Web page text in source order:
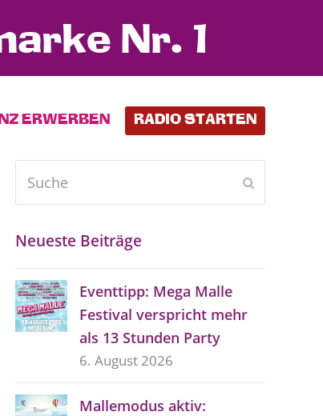
Nr. 1
ERWERBEN RADIO STARTEN
Neueste Beiträge
Eventtipp: Mega Malle
Festival verspricht mehr
als 13 Stunden Party
6. August 2026
Mallemodus aktiv: